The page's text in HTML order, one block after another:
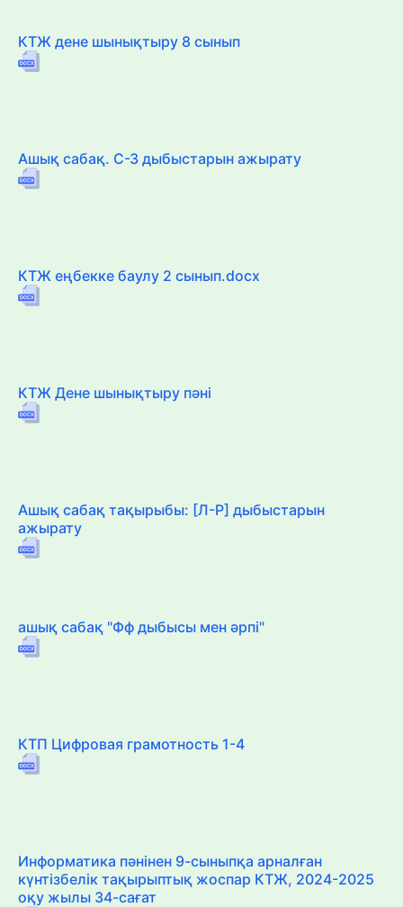
КТЖ дене шынықтыру 8 сынып
Ашық сабақ. С-З дыбыстарын ажырату
КТЖ еңбекке баулу 2 сынып.docx
КТЖ Дене шынықтыру пәні
Ашық сабақ тақырыбы: [Л-Р] дыбыстарын
ажырату
ашық сабақ "Фф дыбысы мен әрпі"
КТП Цифровая грамотность 1-4
Информатика пәнінен 9-сыныпқа арналған
күнтізбелік тақырыптық жоспар КТЖ, 2024-2025
оқу жылы 34-сағат